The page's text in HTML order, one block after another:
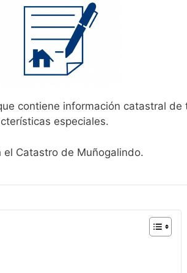
contiene información catastral
especiales.
Catastro de Muñogalindo.